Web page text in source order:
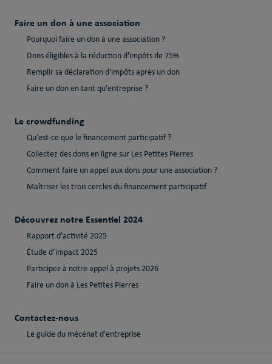
Faire un don à une association
Pourquoi faire un don à une association ?
Dons éligibles à la réduction d'impôts de 75%
Remplir sa déclaration d'impôts après un don
Faire un don en tant qu’entreprise ?
Le crowdfunding
Qu’est-ce que le financement participatif ?
Collectez des dons en ligne sur Les Petites Pierres
Comment faire un appel aux dons pour une association ?
Maîtriser les trois cercles du financement participatif
Découvrez notre Essentiel 2024
Rapport d’activité 2025
Étude d’impact 2025
Participez à notre appel à projets 2026
Faire un don à Les Petites Pierres
Contactez-nous
Le guide du mécénat d’entreprise